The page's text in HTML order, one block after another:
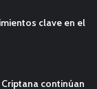
clave en el
continúan